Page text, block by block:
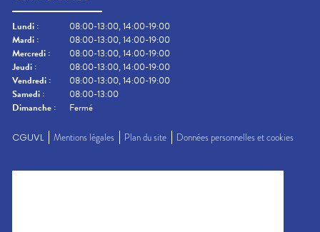
Lundi :
08:00-13:00, 14:00-19:00
Mardi :
08:00-13:00, 14:00-19:00
Mercredi :
08:00-13:00, 14:00-19:00
Jeudi :
08:00-13:00, 14:00-19:00
Vendredi :
08:00-13:00, 14:00-19:00
Samedi :
08:00-13:00
Dimanche : Fermé
CGUVL Mentions légales Plan du site Données personnelles et cookies